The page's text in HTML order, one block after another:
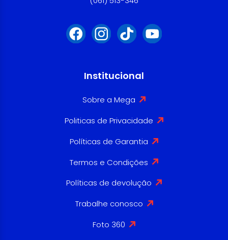
Institucional
Sobre a Mega
Politicas de Privacidade
Políticas de Garantia
Termos e Condições
Políticas de devolução
Trabalhe conosco
Foto 360